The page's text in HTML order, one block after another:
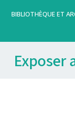
BIBLIOTHÈQUE ET
Exposer